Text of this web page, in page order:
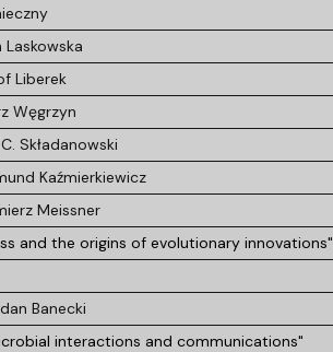
Liberek
Węgrzyn
Składanowski
Kaźmierkiewicz
Meissner
and the origins of evolutionary innovations"
Banecki
interactions and communications"